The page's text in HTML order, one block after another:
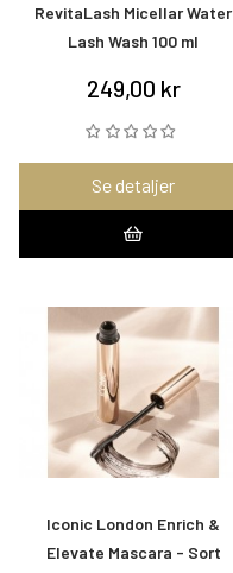
RevitaLash Micellar Water
Lash Wash 100 ml
249,00 kr
Se detaljer
Iconic London Enrich &
Elevate Mascara - Sort